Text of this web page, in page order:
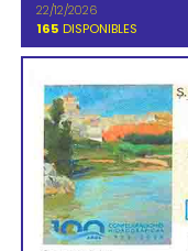
22/12/2026
165 DISPONIBLES